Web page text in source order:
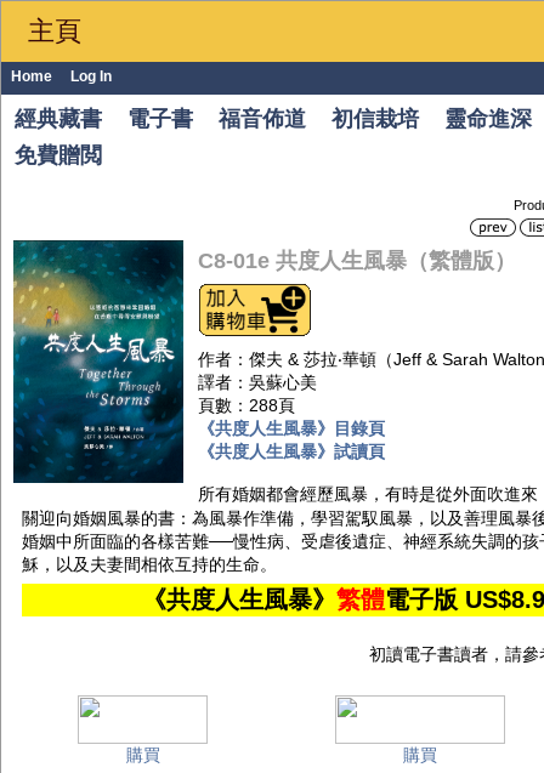
主頁
Home Log In
經典藏書 電子書 福音佈道 初信栽培
靈命進深
免費贈閲
C8-01e 共度人生風暴（繁體版）
作者：傑夫 & 莎拉‧華頓（Jeff & Sarah
譯者：吳蘇心美
頁數：288頁
《共度人生風暴》目錄頁
《共度人生風暴》試讀頁
所有婚姻都會經歷風暴，有時是從外面吹進
關迎向婚姻風暴的書：為風暴作準備，學習駕馭風暴，以及善理風
婚姻中所面臨的各樣苦難──慢性病、受虐後遺症、神經系統失調的
穌，以及夫妻間相依互持的生命。
《共度人生風暴》 繁體電子版
初讀電子書讀者，請參
購買 購買